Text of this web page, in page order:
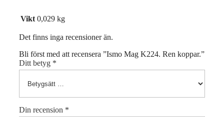
Vikt 0,029 kg
Det finns inga recensioner än.
Bli först med att recensera ”Ismo Mag K224. Ren koppar.”
Ditt betyg *
Din recension *